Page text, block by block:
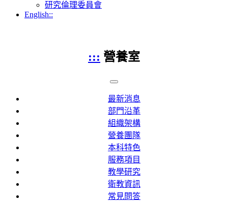
研究倫理委員會
English::
::: 營養室
最新消息
部門沿革
組織架構
營養團隊
本科特色
服務項目
教學研究
衛教資訊
常見問答